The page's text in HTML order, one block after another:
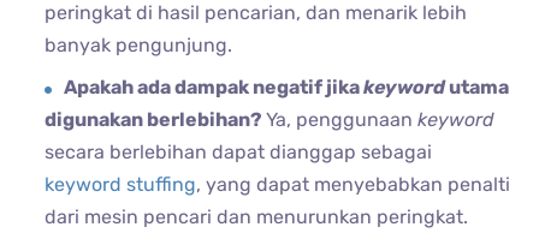
peringkat di hasil pencarian, dan menarik lebih
banyak pengunjung.
Apakah ada dampak negatif jikakeywordutama
digunakan berlebihan?Ya, penggunaankeyword
secara berlebihan dapat dianggap sebagai
keyword stuffing, yang dapat menyebabkan penalti
dari mesin pencari dan menurunkan peringkat.